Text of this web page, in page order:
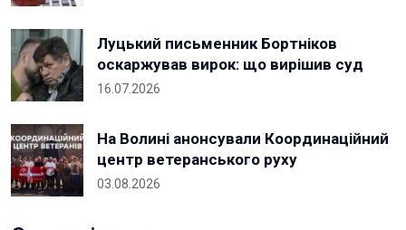
Луцький письменник Бортніков
оскаржував вирок: що вирішив суд
16.07.2026
На Волині анонсували Координаційний
центр ветеранського руху
03.08.2026